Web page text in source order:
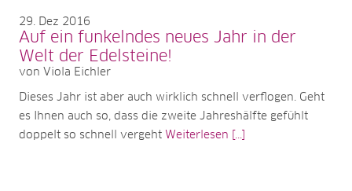
29 Dez 2016
Auf ein funkelndes neues Jahr in der
Welt der Edelsteine!
von Viola Eichler
Dieses Jahr ist aber auch wirklich schnell verflogen. Geht
es Ihnen auch so, dass die zweite Jahreshälfte gefühlt
doppelt so schnell vergeht Weiterlesen [...]